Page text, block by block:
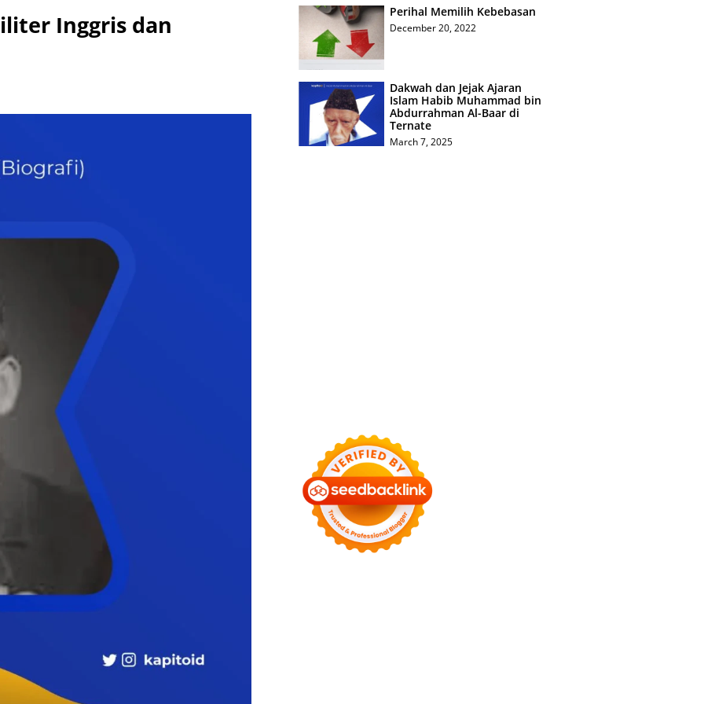
Inggris dan Perihal Memilih Kebebasan
December 20, 2022
Dakwah dan Jejak Ajaran
Islam Habib Muhammad bin
Abdurrahman Al-Baar di
Ternate
March 7, 2025